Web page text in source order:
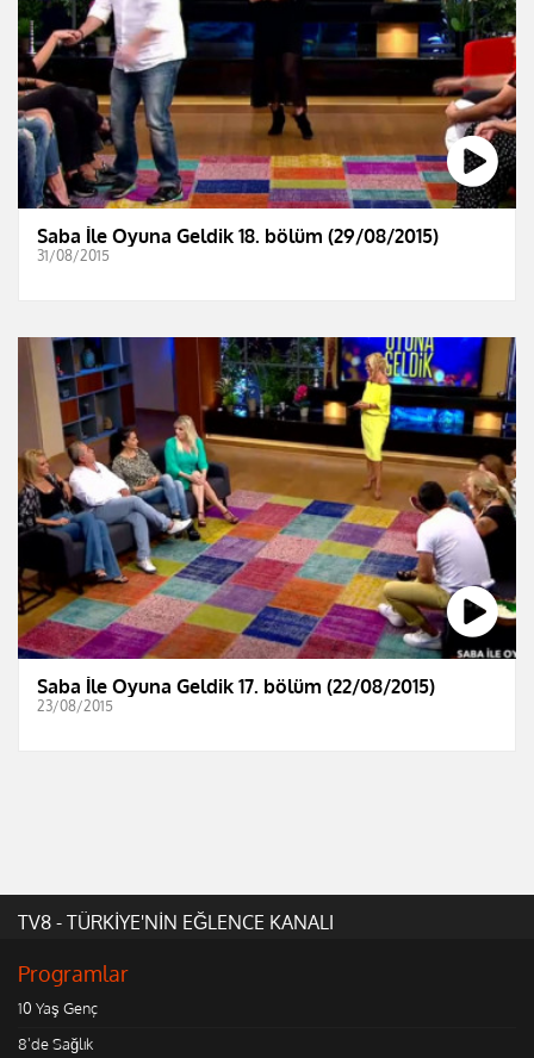
Saba İle Oyuna Geldik 18. bölüm (29/08/2015)
31/08/2015
Saba İle Oyuna Geldik 17. bölüm (22/08/2015)
23/08/2015
TV8 - TÜRKİYE'NİN EĞLENCE KANALI
Programlar
10 Yaş Genç
8'de Sağlık